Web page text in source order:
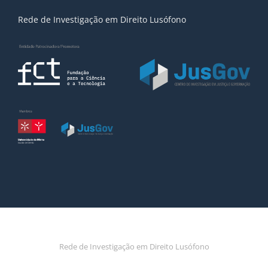
Rede de Investigação em Direito Lusófono
Rede de Investigação em Direito Lusófono